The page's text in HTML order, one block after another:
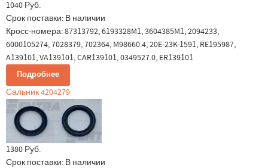
1040 Руб.
Срок поставки: В наличии
Кросс-номера: 87313792, 6193328M1, 3604385M1, 2094233,
6000105274, 7028379, 702364, M98660.4, 20E-23K-1591, RE195987,
A139101, VA139101, CAR139101, 0349527.0, ER139101
Подробнее
Сальник 4204279
1380 Руб.
Срок поставки: В наличии